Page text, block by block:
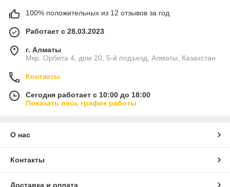
100% положительных из 12 отзывов за год
Работает с 28.03.2023
г. Алматы
Мкр. Орбита 4, дом 20, 5-й подъезд, Алматы, Казахстан
Контакты
Сегодня работает с 10:00 до 18:00
Показать весь график работы
О нас
Контакты
Доставка и оплата